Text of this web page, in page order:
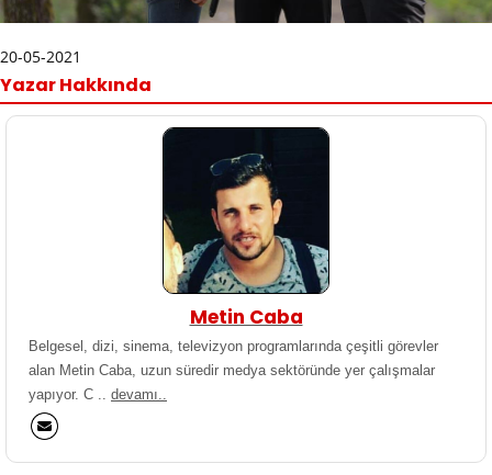
20-05-2021
Yazar Hakkında
Metin Caba
Belgesel, dizi, sinema, televizyon programlarında çeşitli görevler
alan Metin Caba, uzun süredir medya sektöründe yer çalışmalar
yapıyor. C .. devamı..